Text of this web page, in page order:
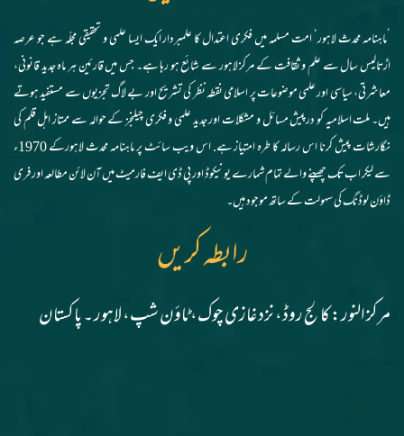
’ماہنامہ محدث لاہور‘ امت مسلمہ میں فکری اعتدال کا علمبردار ایک ایسا علمی و تحقیقی مجلّہ ہے جو عرصہ
اڑتالیس سال سے علم و ثقافت کے مرکز لاہور سے شائع ہو رہا ہے۔ جس میں قارئین ہر ماہ جدید قانونی،
معاشرتی، سیاسی اور علمی موضوعات پر اسلامی نقطہ نظر کی تشریح اور بے لاگ تجزیوں سے مستفید ہوتے
ہیں۔ ملت اسلامیہ کو درپیش مسائل و مشکلات اور جدید علمی و فکری چیلنجز کے حوالہ سے ممتاز اہل قلم کی
نگارشات پیش کرنا اس رسالہ کا طرہ امتیاز ہے. اس ویب سائٹ پر ماہنامہ محدث لاہورکے 1970ء
سے لیکر اب تک چھپنے والے تمام شمارے یونیکوڈ اور پی ڈی ایف فارمیٹ میں آن لائن مطالعہ اور فری
ڈاؤن لوڈنگ کی سہولت کے ساتھ موجود ہیں۔
رابطہ کریں
مرکز النور: کالج روڈ، نزد غازی چوک، ٹاؤن شپ، لاہور ۔ پاکستان